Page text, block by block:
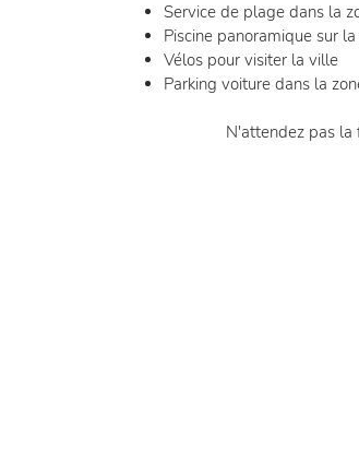
Service de plage dans la
Piscine panoramique sur
Vélos pour visiter la ville
Parking voiture dans la
N'attendez pas la